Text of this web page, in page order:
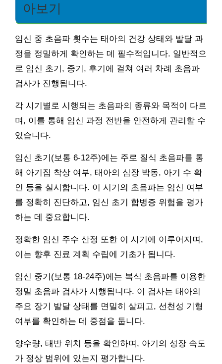
아보기
임신 중 초음파 횟수는 태아의 건강 상태와 발달 과
정을 정밀하게 확인하는 데 필수적입니다. 일반적으
로 임신 초기, 중기, 후기에 걸쳐 여러 차례 초음파
검사가 진행됩니다.
각 시기별로 시행되는 초음파의 종류와 목적이 다르
며, 이를 통해 임신 과정 전반을 안전하게 관리할 수
있습니다.
임신 초기(보통 6-12주)에는 주로 질식 초음파를 통
해 아기집 착상 여부, 태아의 심장 박동, 아기 수 확
인 등을 실시합니다. 이 시기의 초음파는 임신 여부
를 정확히 진단하고, 임신 초기 합병증 위험을 평가
하는 데 중요합니다.
정확한 임신 주수 산정 또한 이 시기에 이루어지며,
이는 향후 진료 계획 수립에 기초가 됩니다.
임신 중기(보통 18-24주)에는 복식 초음파를 이용한
정밀 초음파 검사가 시행됩니다. 이 검사는 태아의
주요 장기 발달 상태를 면밀히 살피고, 선천성 기형
여부를 확인하는 데 중점을 둡니다.
양수량, 태반 위치 등을 확인하며, 아기의 성장 속도
가 정상 범위에 있는지 평가합니다.